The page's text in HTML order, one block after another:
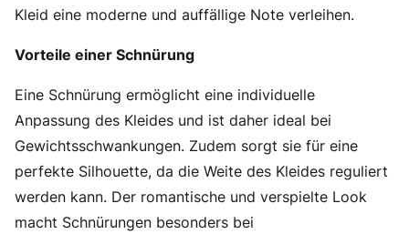
Kleid eine moderne und auffällige Note verleihen.
Vorteile einer Schnürung
Eine Schnürung ermöglicht eine individuelle
Anpassung des Kleides und ist daher ideal bei
Gewichtsschwankungen. Zudem sorgt sie für eine
perfekte Silhouette, da die Weite des Kleides reguliert
werden kann. Der romantische und verspielte Look
macht Schnürungen besonders bei